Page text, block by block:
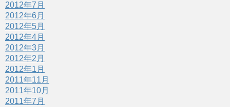
2012年7月
2012年6月
2012年5月
2012年4月
2012年3月
2012年2月
2012年1月
2011年11月
2011年10月
2011年7月